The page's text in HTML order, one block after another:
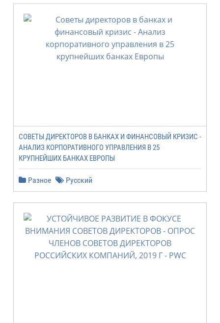
СОВЕТЫ ДИРЕКТОРОВ В БАНКАХ И ФИНАНСОВЫЙ КРИЗИС -
АНАЛИЗ КОРПОРАТИВНОГО УПРАВЛЕНИЯ В 25
КРУПНЕЙШИХ БАНКАХ ЕВРОПЫ
Разное Русский